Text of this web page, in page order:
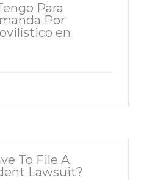
Para
Por
en
To File A
Lawsuit?